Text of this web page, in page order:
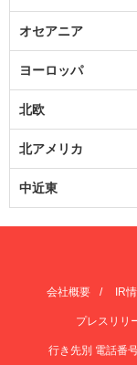
オセアニア
ヨーロッパ
北欧
北アメリカ
中近東
会社概要 IR
プレスリリ
行き先別 電話番